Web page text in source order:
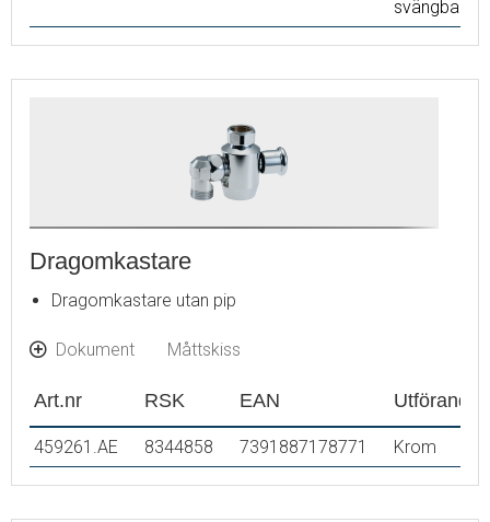
svängbar
Dragomkastare
Dragomkastare utan pip
Dokument Måttskiss
Art.nr RSK EAN Utförande
459261.AE 8344858 7391887178771 Krom